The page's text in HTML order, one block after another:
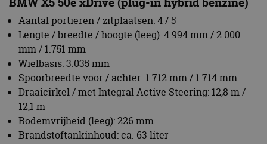
Brandstoftankinhoud: ca. 63 liter
Leeggewicht voertuig (DIN / EU): 2.565 kg / 2.640 kg
Laadvermogen volgens DIN: 735 kg
Toegestaan totaalgewicht: 3.300 kg
Toegestane aslasten voor / achter: 1.485 kg / 1.940 kg
Max. toegestane aanhangerlast geremd (12%) /
ongeremd: 3.300 kg / 750 kg
Max. toegestane daklast / kogeldruk: 100 kg / 140 kg
Bagageruimtevolume: 525 – 1.680 liter
Luchtweerstandscoëfficiënt (Cx x A): 0,29 x 2,95